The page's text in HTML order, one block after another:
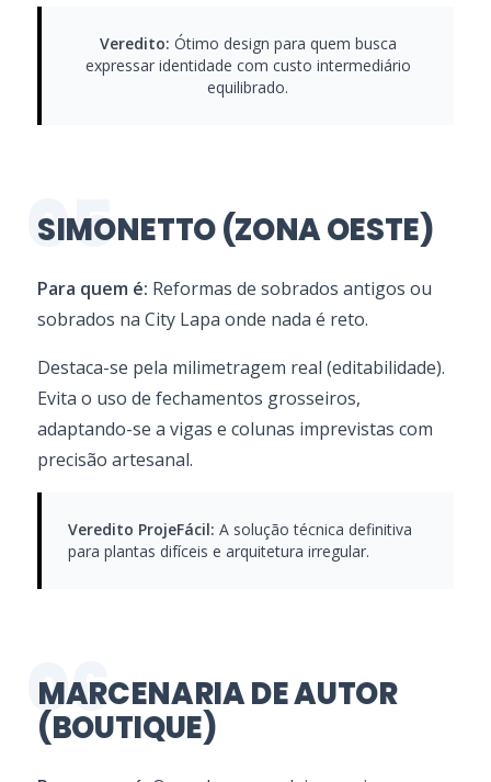
Veredito: Ótimo design para quem busca
expressar identidade com custo intermediário
equilibrado.
05
SIMONETTO (ZONA OESTE)
Para quem é: Reformas de sobrados antigos ou
sobrados na City Lapa onde nada é reto.
Destaca-se pela milimetragem real (editabilidade).
Evita o uso de fechamentos grosseiros,
adaptando-se a vigas e colunas imprevistas com
precisão artesanal.
Veredito ProjeFácil: A solução técnica definitiva
para plantas difíceis e arquitetura irregular.
06
MARCENARIA DE AUTOR
(BOUTIQUE)